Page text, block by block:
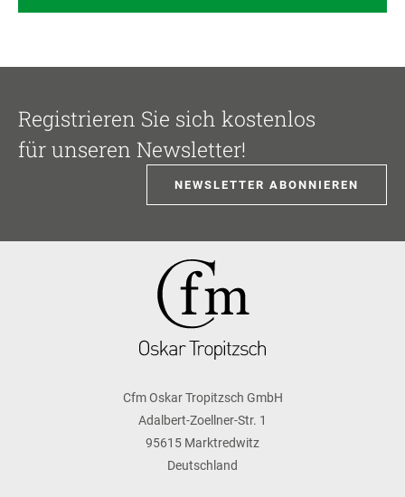
Registrieren Sie sich kostenlos
für unseren Newsletter!
NEWSLETTER ABONNIEREN
Cfm Oskar Tropitzsch GmbH
Adalbert-Zoellner-Str. 1
95615 Marktredwitz
Deutschland